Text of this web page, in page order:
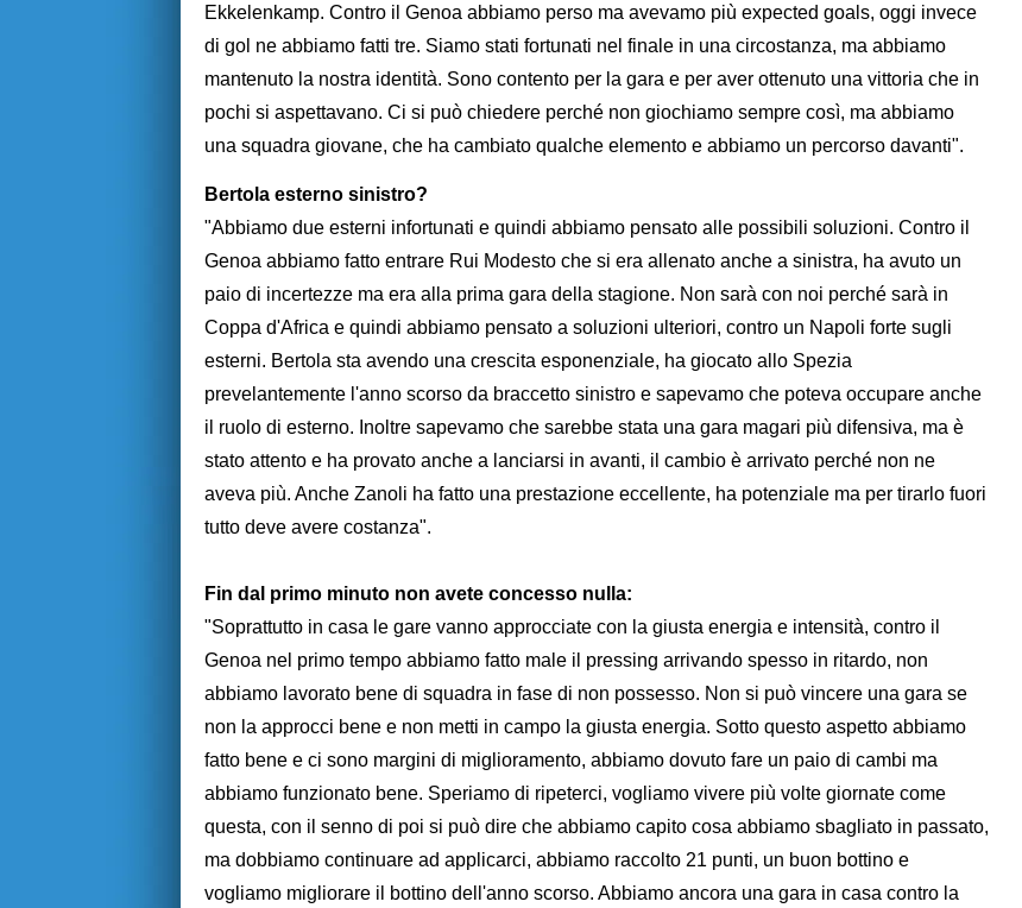
Ekkelenkamp. Contro il Genoa abbiamo perso ma avevamo più expected goals, oggi invece
di gol ne abbiamo fatti tre. Siamo stati fortunati nel finale in una circostanza, ma abbiamo
mantenuto la nostra identità. Sono contento per la gara e per aver ottenuto una vittoria che in
pochi si aspettavano. Ci si può chiedere perché non giochiamo sempre così, ma abbiamo
una squadra giovane, che ha cambiato qualche elemento e abbiamo un percorso davanti".
Bertola esterno sinistro?
"Abbiamo due esterni infortunati e quindi abbiamo pensato alle possibili soluzioni. Contro il
Genoa abbiamo fatto entrare Rui Modesto che si era allenato anche a sinistra, ha avuto un
paio di incertezze ma era alla prima gara della stagione. Non sarà con noi perché sarà in
Coppa d'Africa e quindi abbiamo pensato a soluzioni ulteriori, contro un Napoli forte sugli
esterni. Bertola sta avendo una crescita esponenziale, ha giocato allo Spezia
prevelantemente l'anno scorso da braccetto sinistro e sapevamo che poteva occupare anche
il ruolo di esterno. Inoltre sapevamo che sarebbe stata una gara magari più difensiva, ma è
stato attento e ha provato anche a lanciarsi in avanti, il cambio è arrivato perché non ne
aveva più. Anche Zanoli ha fatto una prestazione eccellente, ha potenziale ma per tirarlo fuori
tutto deve avere costanza".
Fin dal primo minuto non avete concesso nulla:
"Soprattutto in casa le gare vanno approcciate con la giusta energia e intensità, contro il
Genoa nel primo tempo abbiamo fatto male il pressing arrivando spesso in ritardo, non
abbiamo lavorato bene di squadra in fase di non possesso. Non si può vincere una gara se
non la approcci bene e non metti in campo la giusta energia. Sotto questo aspetto abbiamo
fatto bene e ci sono margini di miglioramento, abbiamo dovuto fare un paio di cambi ma
abbiamo funzionato bene. Speriamo di ripeterci, vogliamo vivere più volte giornate come
questa, con il senno di poi si può dire che abbiamo capito cosa abbiamo sbagliato in passato,
ma dobbiamo continuare ad applicarci, abbiamo raccolto 21 punti, un buon bottino e
vogliamo migliorare il bottino dell'anno scorso. Abbiamo ancora una gara in casa contro la